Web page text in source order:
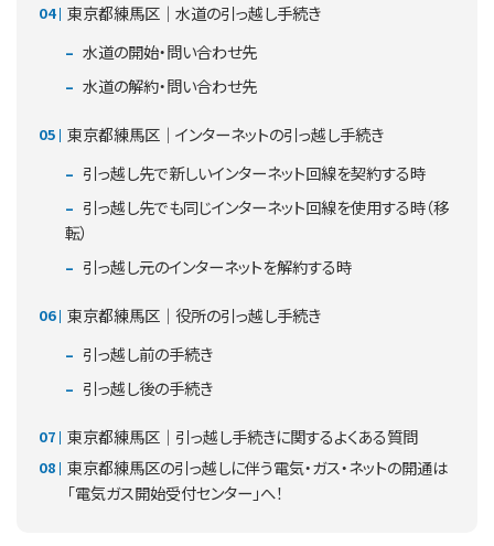
東京都練馬区｜水道の引っ越し手続き
水道の開始・問い合わせ先
水道の解約・問い合わせ先
東京都練馬区｜インターネットの引っ越し手続き
引っ越し先で新しいインターネット回線を契約する時
引っ越し先でも同じインターネット回線を使用する時（移
転）
引っ越し元のインターネットを解約する時
東京都練馬区｜役所の引っ越し手続き
引っ越し前の手続き
引っ越し後の手続き
東京都練馬区｜引っ越し手続きに関するよくある質問
東京都練馬区の引っ越しに伴う電気・ガス・ネットの開通は
「電気ガス開始受付センター」へ！